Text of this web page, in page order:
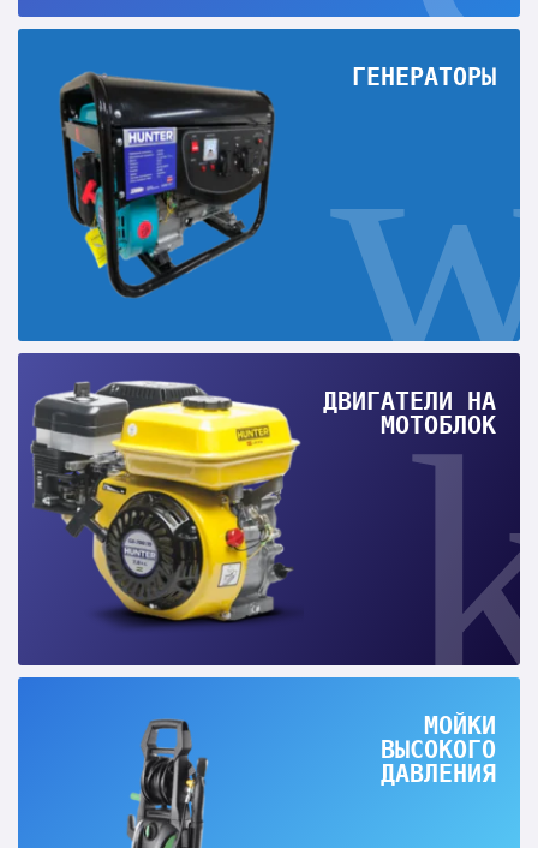
ГЕНЕРАТОРЫ
ДВИГАТЕЛИ НА
МОТОБЛОК
МОЙКИ
ВЫСОКОГО
ДАВЛЕНИЯ